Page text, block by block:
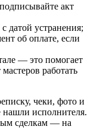
акт
датой устранения;
об оплате, если
— это помогает
работать
чеки, фото и
нашли исполнителя.
сделкам — на